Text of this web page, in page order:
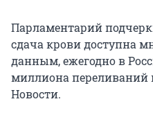
Парламентарий
сдача крови доступна
данным, ежегодно в
миллиона переливаний
Новости.